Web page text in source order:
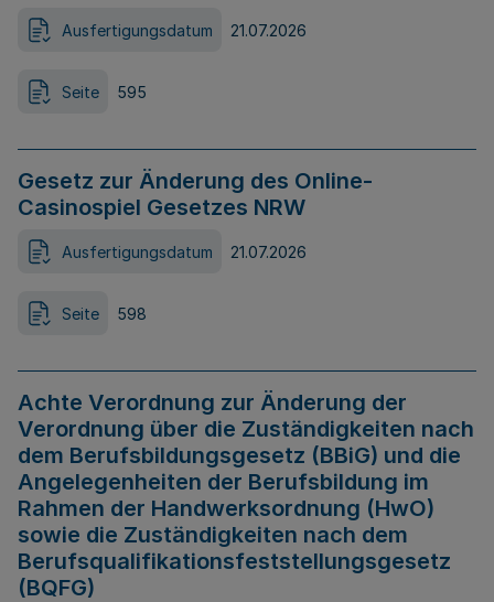
Ausfertigungsdatum 21.07.2026
Seite 595
Gesetz zur Änderung des Online-
Casinospiel Gesetzes NRW
Ausfertigungsdatum 21.07.2026
Seite 598
Achte Verordnung zur Änderung der
Verordnung über die Zuständigkeiten nach
dem Berufsbildungsgesetz (BBiG) und die
Angelegenheiten der Berufsbildung im
Rahmen der Handwerksordnung (HwO)
sowie die Zuständigkeiten nach dem
Berufsqualifikationsfeststellungsgesetz
(BQFG)